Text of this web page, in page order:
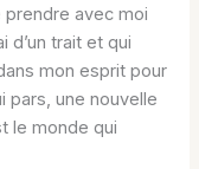
prendre avec moi
d’un trait et qui
mon esprit pour
pars, une nouvelle
le monde qui